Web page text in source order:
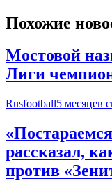
Похожие
Мостовой
Лиги
Rusfootball5 месяцев
рассказал,
против